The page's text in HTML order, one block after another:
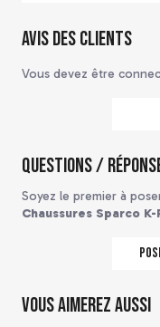
Casque intégral Bell
pour karting - Blanc
750,20 €
Avis des clients
Vous devez être
Questions /
Soyez le premier à
Chaussures Sparco
Vous aimerez aussi